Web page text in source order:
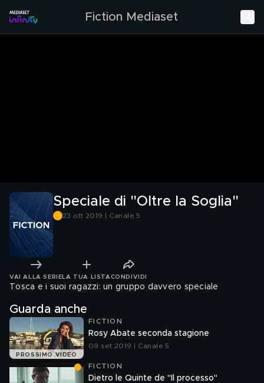
Fiction Mediaset
Speciale di "Oltre la Soglia"
23 ott 2019 | Canale 5
VAI ALLA SERIE LA TUA LISTA CONDIVIDI
Tosca e i suoi ragazzi: un gruppo davvero speciale
Guarda anche
PROSSIMO VIDEO
FICTION
Rosy Abate seconda stagione
09 set 2019 | Canale 5
FICTION
Dietro le Quinte de "Il processo"